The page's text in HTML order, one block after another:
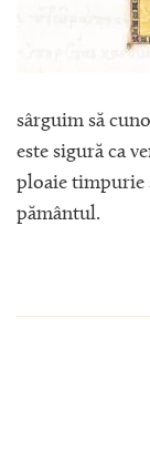
sârguim să
este sigură ca
ploaie timpurie
pământul.